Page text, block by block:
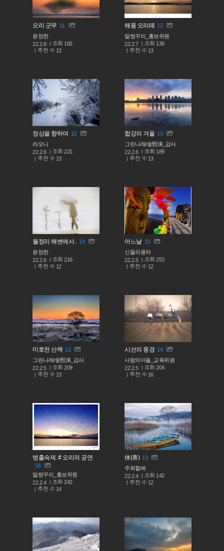
오리 군무 11
윤정한
22.2.8
조회 182
추천 수 13
해품 오리떼 12
말썽꾸리_홍보위원
22.2.7
조회 139
추천 수 13
정상을 향하여 13
라오니
22.2.6
조회221
추천 수 13
합강의 겨울 13
그린나래/金熙洙_감사
22.2.6
조회 189
추천 수 13
월정리 해변에서..
14
윤정한
22.2.6
조회216
추천 수 12
어느날 13
신들의풍차
22.2.5
조회253
추천 수 12
미호천 산책 12
그린나래/金熙洙_감사
22.2.5
조회209
추천 수 13
시선의 풍경 14
사람의아들_교육위원
22.2.5
조회204
추천 수 16
벙출숙제. # 오리의 공연
16
말썽꾸리_홍보위원
22.2.4
조회242
추천 수 14
休(휴) 13
주희할배
22.2.4
조회 142
추천 수 12